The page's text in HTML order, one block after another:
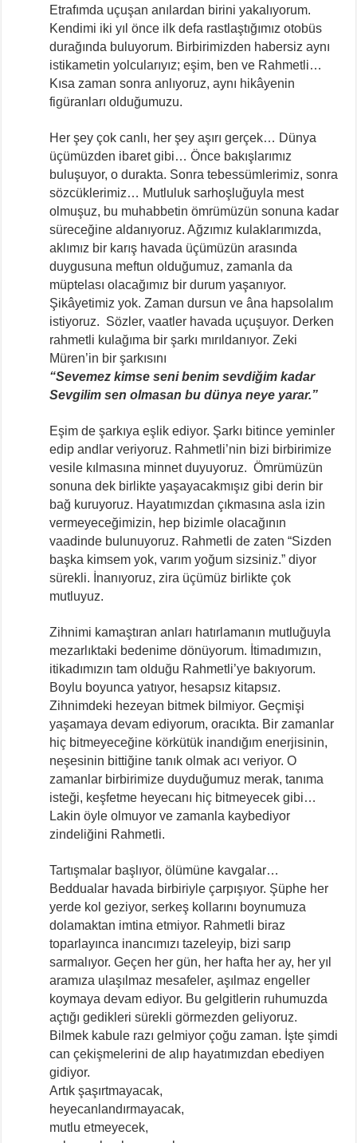
Etrafımda uçuşan anılardan birini yakalıyorum.
Kendimi iki yıl önce ilk defa rastlaştığımız otobüs
durağında buluyorum. Birbirimizden habersiz aynı
istikametin yolcularıyız; eşim, ben ve Rahmetli…
Kısa zaman sonra anlıyoruz, aynı hikâyenin
figüranları olduğumuzu.
Her şey çok canlı, her şey aşırı gerçek… Dünya
üçümüzden ibaret gibi… Önce bakışlarımız
buluşuyor, o durakta. Sonra tebessümlerimiz, sonra
sözcüklerimiz… Mutluluk sarhoşluğuyla mest
olmuşuz, bu muhabbetin ömrümüzün sonuna kadar
süreceğine aldanıyoruz. Ağzımız kulaklarımızda,
aklımız bir karış havada üçümüzün arasında
duygusuna meftun olduğumuz, zamanla da
müptelası olacağımız bir durum yaşanıyor.
Şikâyetimiz yok. Zaman dursun ve âna hapsolalım
istiyoruz. Sözler, vaatler havada uçuşuyor. Derken
rahmetli kulağıma bir şarkı mırıldanıyor. Zeki
Müren’in bir şarkısını
“Sevemez kimse seni benim sevdiğim kadar
Sevgilim sen olmasan bu dünya neye yarar.”
Eşim de şarkıya eşlik ediyor. Şarkı bitince yeminler
edip andlar veriyoruz. Rahmetli’nin bizi birbirimize
vesile kılmasına minnet duyuyoruz. Ömrümüzün
sonuna dek birlikte yaşayacakmışız gibi derin bir
bağ kuruyoruz. Hayatımızdan çıkmasına asla izin
vermeyeceğimizin, hep bizimle olacağının
vaadinde bulunuyoruz. Rahmetli de zaten “Sizden
başka kimsem yok, varım yoğum sizsiniz.” diyor
sürekli. İnanıyoruz, zira üçümüz birlikte çok
mutluyuz.
Zihnimi kamaştıran anları hatırlamanın mutluğuyla
mezarlıktaki bedenime dönüyorum. İtimadımızın,
itikadımızın tam olduğu Rahmetli’ye bakıyorum.
Boylu boyunca yatıyor, hesapsız kitapsız.
Zihnimdeki hezeyan bitmek bilmiyor. Geçmişi
yaşamaya devam ediyorum, oracıkta. Bir zamanlar
hiç bitmeyeceğine körkütük inandığım enerjisinin,
neşesinin bittiğine tanık olmak acı veriyor. O
zamanlar birbirimize duyduğumuz merak, tanıma
isteği, keşfetme heyecanı hiç bitmeyecek gibi…
Lakin öyle olmuyor ve zamanla kaybediyor
zindeliğini Rahmetli.
Tartışmalar başlıyor, ölümüne kavgalar…
Beddualar havada birbiriyle çarpışıyor. Şüphe her
yerde kol geziyor, serkeş kollarını boynumuza
dolamaktan imtina etmiyor. Rahmetli biraz
toparlayınca inancımızı tazeleyip, bizi sarıp
sarmalıyor. Geçen her gün, her hafta her ay, her yıl
aramıza ulaşılmaz mesafeler, aşılmaz engeller
koymaya devam ediyor. Bu gelgitlerin ruhumuzda
açtığı gedikleri sürekli görmezden geliyoruz.
Bilmek kabule razı gelmiyor çoğu zaman. İşte şimdi
can çekişmelerini de alıp hayatımızdan ebediyen
gidiyor.
Artık şaşırtmayacak,
heyecanlandırmayacak,
mutlu etmeyecek,